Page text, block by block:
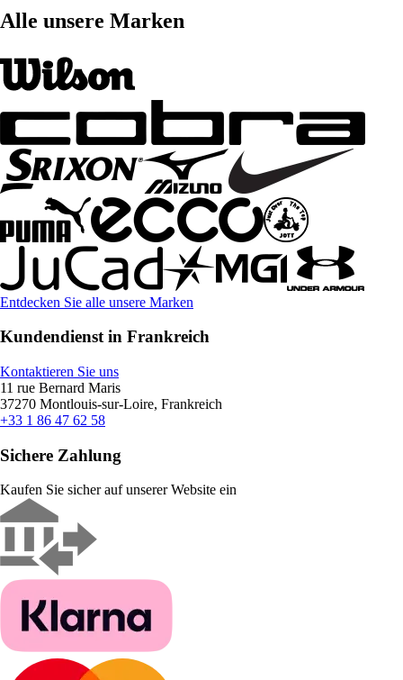
Alle unsere Marken
Entdecken Sie alle unsere Marken
Kundendienst in Frankreich
Kontaktieren Sie uns
11 rue Bernard Maris
37270 Montlouis-sur-Loire, Frankreich
+33 1 86 47 62 58
Sichere Zahlung
Kaufen Sie sicher auf unserer Website ein